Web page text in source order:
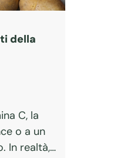
della
C, la
o a un
In realtà,